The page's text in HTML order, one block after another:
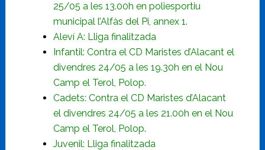
25/05 a les 13.00h en poliesportiu
municipal l’Alfàs del Pi, annex 1.
Aleví A: Lliga finalitzada
Infantil: Contra el CD Maristes d’Alacant el
divendres 24/05 a les 19.30h en el Nou
Camp el Terol, Polop.
Cadets: Contra el CD Maristes d’Alacant
el divendres 24/05 a les 21.00h en el Nou
Camp el Terol, Polop.
Juvenil: Lliga finalitzada